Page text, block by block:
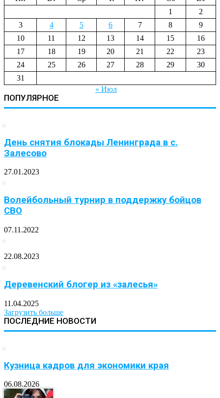
1
2
3
4 5 6 7 8
9
10
11 12 13 14 15
16
17
18 19 20 21 22
23
24
25 26 27 28 29
30
31
« Июл
ПОПУЛЯРНОЕ
День снятия блокады Ленинграда в с.
Залесово
27.01.2023
Волейбольный турнир в поддержку бойцов
СВО
07.11.2022
22.08.2023
Деревенский блогер из «залесья»
11.04.2025
Загрузить больше
ПОСЛЕДНИЕ НОВОСТИ
Кузница кадров для экономики края
06.08.2026